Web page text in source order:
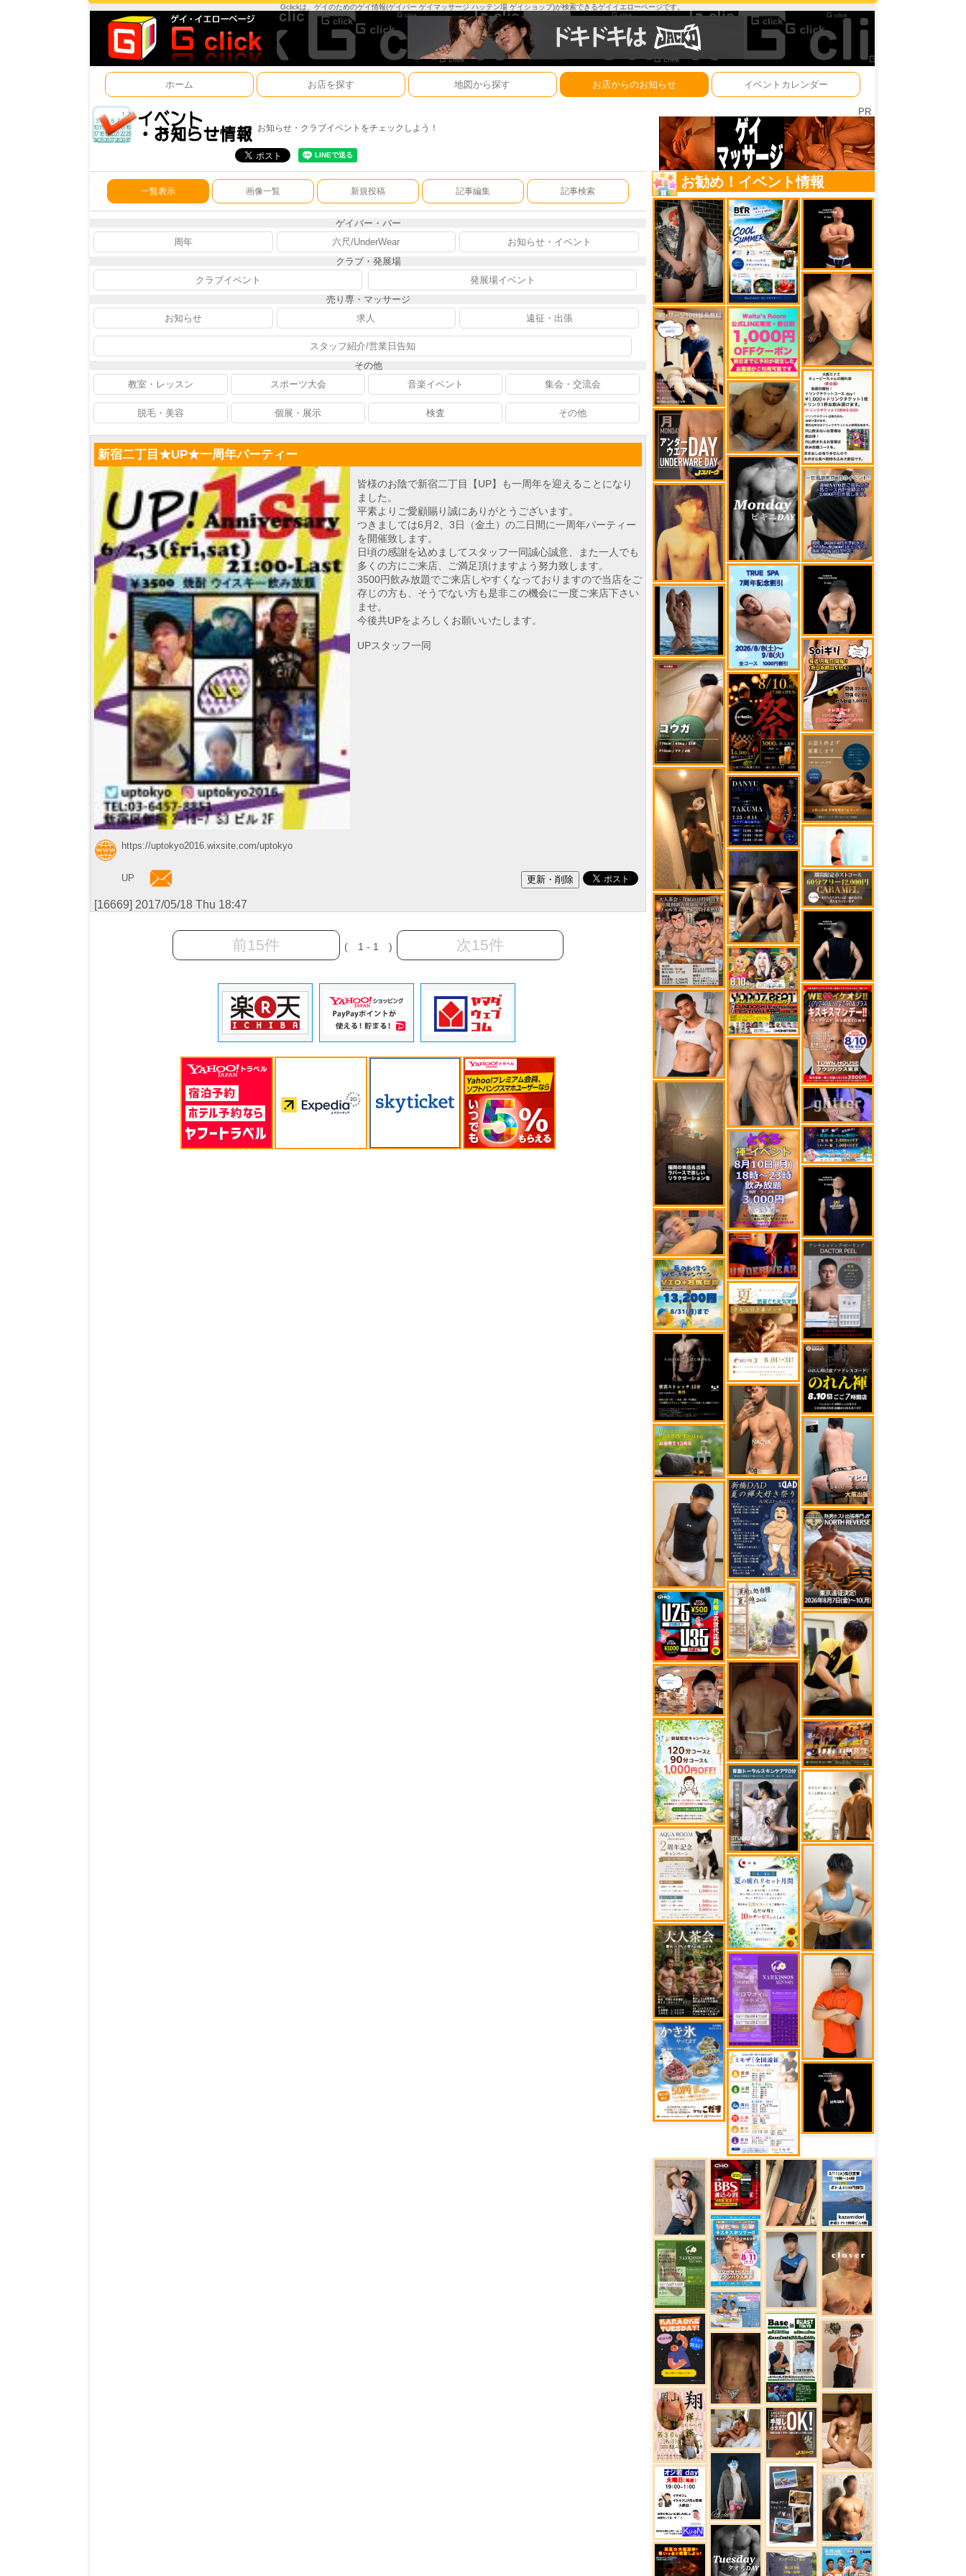
Gclickは、ゲイのためのゲイ情報(ゲイバー ゲイマッサージ ハッテン場 ゲイショップ)が検索できるゲイイエローページです。
ホーム お店を探す 地図から探す お店からのお知らせ イベントカレンダー
お知らせ・クラブイベントをチェックしよう！
PR
一覧表示 画像一覧 新規投稿 記事編集 記事検索
ゲイバー・バー
周年
六尺/UnderWear
お知らせ・イベント
クラブ・発展場
クラブイベント
発展場イベント
売り専・マッサージ
お知らせ
求人 遠征・出張
スタッフ紹介/営業日告知
その他
教室・レッスン
スポーツ大会 音楽イベント 集会・交流会
脱毛・美容 個展・展示 検査 その他
新宿二丁目★UP★一周年パーティー
皆様のお陰で新宿二丁目【UP】も一周年を迎えることになり
ました。
平素よりご愛顧賜り誠にありがとうございます。
つきましては6月2、3日（金土）の二日間に一周年パーティー
を開催致します。
日頃の感謝を込めましてスタッフ一同誠心誠意、また一人でも
多くの方にご来店、ご満足頂けますよう努力致します。
3500円飲み放題でご来店しやすくなっておりますので当店をご
存じの方も、そうでない方も是非この機会に一度ご来店下さい
ませ。
今後共UPをよろしくお願いいたします。
UPスタッフ一同
https://uptokyo2016.wixsite.com/uptokyo
UP
[16669] 2017/05/18 Thu 18:47
前15件 ( 1 - 1 ) 次15件
お勧め！イベント情報